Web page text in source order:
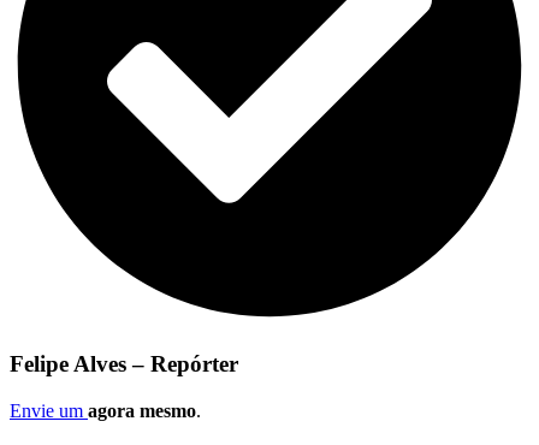
Felipe Alves – Repórter
Envie um agora mesmo.